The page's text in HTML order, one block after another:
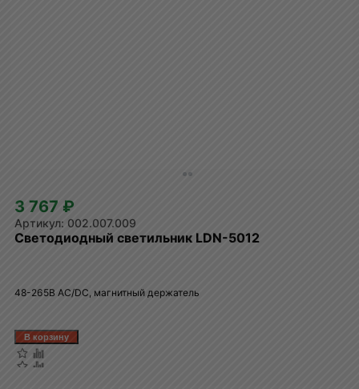
3 767 ₽
002.007.009
Светодиодный светильник LDN-5012
48-265В AC/DC, магнитный держатель